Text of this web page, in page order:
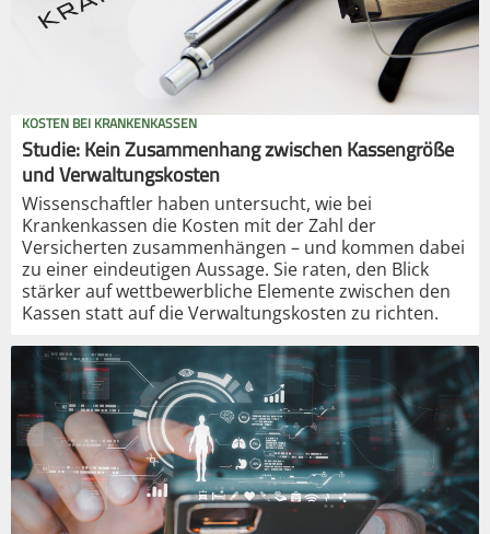
KOSTEN BEI KRANKENKASSEN
Studie: Kein Zusammenhang zwischen Kassengröße
und Verwaltungskosten
Wissenschaftler haben untersucht, wie bei
Krankenkassen die Kosten mit der Zahl der
Versicherten zusammenhängen – und kommen dabei
zu einer eindeutigen Aussage. Sie raten, den Blick
stärker auf wettbewerbliche Elemente zwischen den
Kassen statt auf die Verwaltungskosten zu richten.